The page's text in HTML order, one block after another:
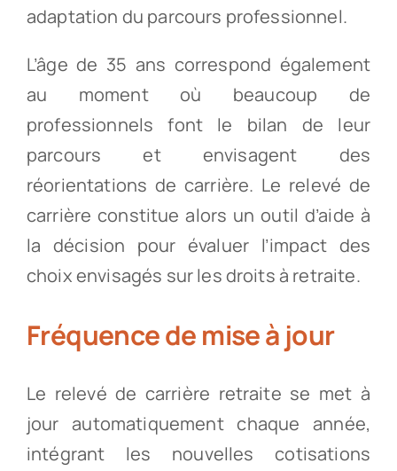
adaptation du parcours professionnel.
L’âge de 35 ans correspond également
au moment où beaucoup de
professionnels font le bilan de leur
parcours et envisagent des
réorientations de carrière. Le relevé de
carrière constitue alors un outil d’aide à
la décision pour évaluer l’impact des
choix envisagés sur les droits à retraite.
Fréquence de mise à jour
Le relevé de carrière retraite se met à
jour automatiquement chaque année,
intégrant les nouvelles cotisations